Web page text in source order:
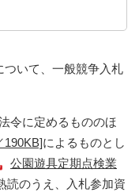
いて、一般競争入札
令に定めるもののほ
190KB]によるものとし
公園遊具定期点検業
読のうえ、入札参加資